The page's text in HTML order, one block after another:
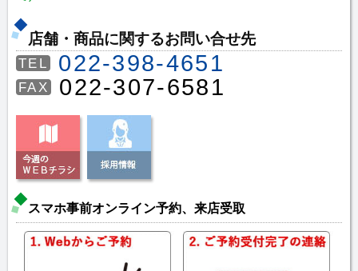
店舗・商品に関するお問い合せ先
TEL 022-398-4651
FAX 022-307-6581
スマホ事前オンライン予約、来店受取